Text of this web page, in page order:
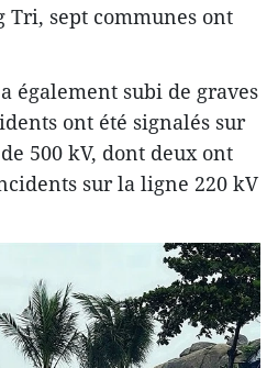
Tri, sept communes ont
également subi de graves
ont été signalés sur
500 kV, dont deux ont
sur la ligne 220 kV